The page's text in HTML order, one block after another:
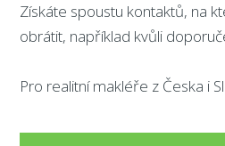
Získáte spoustu kontaktů, na
obrátit, například kvůli
Pro realitní makléře z Česka i